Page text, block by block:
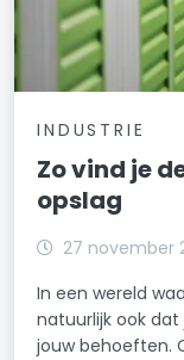
INDUSTRIE
Zo vind je
opslag
27 november
In een wereld
natuurlijk ook
jouw behoeften.